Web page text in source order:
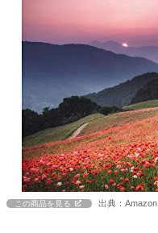
この商品を見る 出典：Amazon